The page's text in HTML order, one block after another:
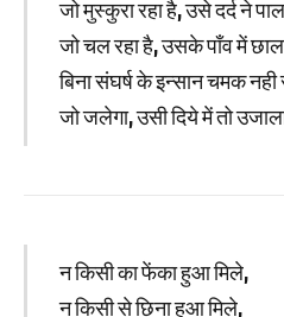
जो मुस्कुरा रहा है, उसे दर्द ने
जो चल रहा है, उसके पाँव में
बिना संघर्ष के इन्सान चमक नही
जो जलेगा, उसी दिये में तो
न किसी का फेंका हुआ मिले,
न किसी से छिना हुआ मिले,